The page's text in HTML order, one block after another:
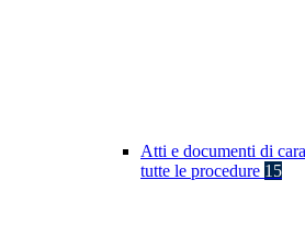
Atti e documenti di
tutte le procedure 15